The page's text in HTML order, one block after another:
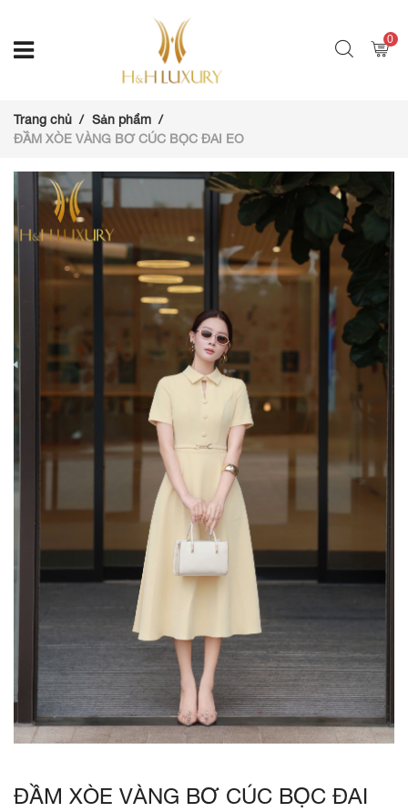
0
Trang chủ
Sản phẩm
ĐẦM XÒE VÀNG BƠ CÚC BỌC ĐAI EO
ĐẦM XÒE VÀNG BƠ CÚC BỌC ĐAI